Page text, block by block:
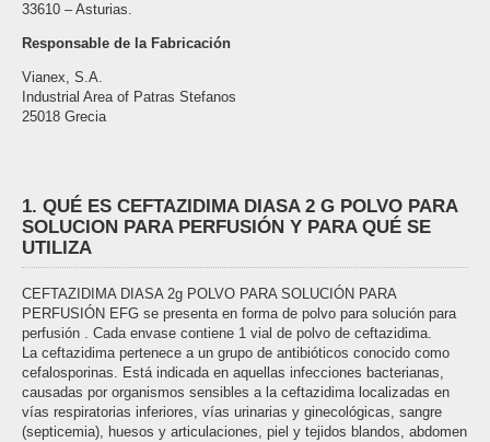
33610 – Asturias.
Responsable de la Fabricación
Vianex, S.A.
Industrial Area of Patras Stefanos
25018 Grecia
1. QUÉ ES CEFTAZIDIMA DIASA 2 G POLVO PARA
SOLUCION PARA PERFUSIÓN Y PARA QUÉ SE
UTILIZA
CEFTAZIDIMA DIASA 2g POLVO PARA SOLUCIÓN PARA
PERFUSIÓN EFG se presenta en forma de polvo para solución para
perfusión . Cada envase contiene 1 vial de polvo de ceftazidima.
La ceftazidima pertenece a un grupo de antibióticos conocido como
cefalosporinas. Está indicada en aquellas infecciones bacterianas,
causadas por organismos sensibles a la ceftazidima localizadas en
vías respiratorias inferiores, vías urinarias y ginecológicas, sangre
(septicemia), huesos y articulaciones, piel y tejidos blandos, abdomen